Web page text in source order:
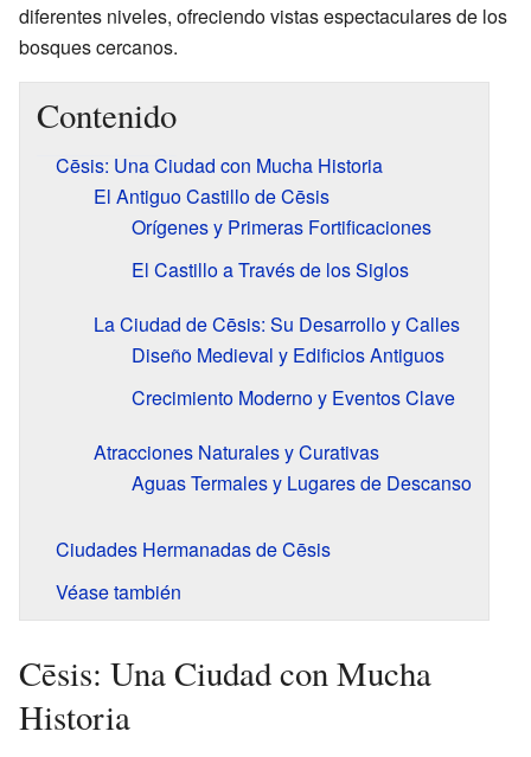
diferentes niveles, ofreciendo vistas espectaculares de los
bosques cercanos.
Contenido
Cēsis: Una Ciudad con Mucha Historia
El Antiguo Castillo de Cēsis
Orígenes y Primeras Fortificaciones
El Castillo a Través de los Siglos
La Ciudad de Cēsis: Su Desarrollo y Calles
Diseño Medieval y Edificios Antiguos
Crecimiento Moderno y Eventos Clave
Atracciones Naturales y Curativas
Aguas Termales y Lugares de Descanso
Ciudades Hermanadas de Cēsis
Véase también
Cēsis: Una Ciudad con Mucha
Historia